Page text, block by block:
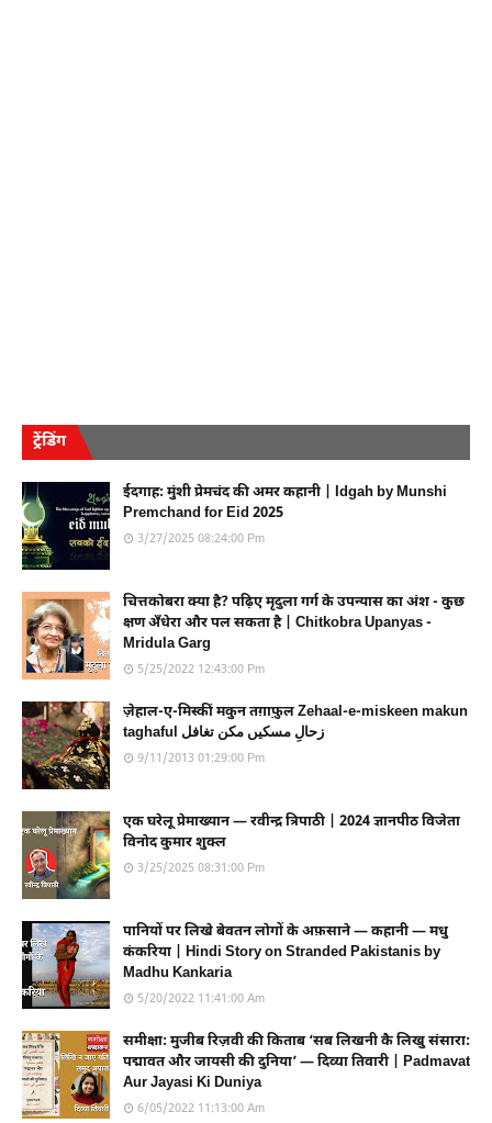
ट्रेंडिंग
ईदगाह: मुंशी प्रेमचंद की अमर कहानी | Idgah by Munshi
Premchand for Eid 2025
3/27/2025 08:24:00 Pm
चित्तकोबरा क्या है? पढ़िए मृदुला गर्ग के उपन्यास का अंश - कुछ
क्षण अँधेरा और पल सकता है | Chitkobra Upanyas -
Mridula Garg
5/25/2022 12:43:00 Pm
ज़ेहाल-ए-मिस्कीं मकुन तग़ाफ़ुल Zehaal-e-miskeen makun
taghaful زحالِ مسکیں مکن تغافل
9/11/2013 01:29:00 Pm
एक घरेलू प्रेमाख्यान — रवीन्द्र त्रिपाठी | 2024 ज्ञानपीठ विजेता
विनोद कुमार शुक्ल
3/25/2025 08:31:00 Pm
पानियों पर लिखे बेवतन लोगों के अफ़साने — कहानी — मधु
कंकरिया | Hindi Story on Stranded Pakistanis by
Madhu Kankaria
5/20/2022 11:41:00 Am
समीक्षा: मुजीब रिज़वी की किताब ‘सब लिखनी कै लिखु संसारा:
पद्मावत और जायसी की दुनिया’ — दिव्या तिवारी | Padmavat
Aur Jayasi Ki Duniya
6/05/2022 11:13:00 Am